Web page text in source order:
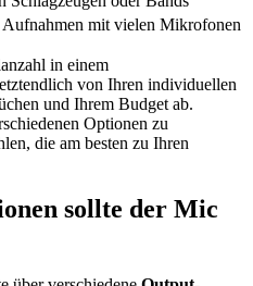
Aufnahmen mit vielen Mikrofonen
in einem
von Ihren individuellen
und Ihrem Budget ab.
Optionen zu
die am besten zu Ihren
sollte der Mic